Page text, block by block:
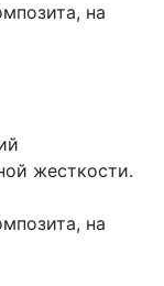
на
жесткости.
на